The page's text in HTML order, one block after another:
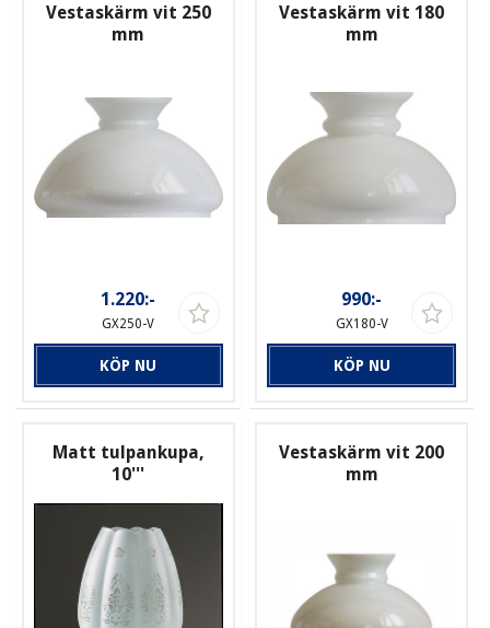
Vestaskärm vit 250
mm
1.220:-
GX250-V
KÖP NU
Vestaskärm vit 180
mm
990:-
GX180-V
KÖP NU
Matt tulpankupa,
10'''
Vestaskärm vit 200
mm